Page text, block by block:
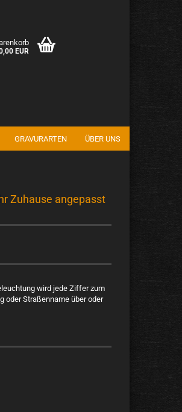
EUR
GRAVURARTEN ÜBER UNS
Zuhause angepasst
wird jede Ziffer zum
oder Straßenname über oder